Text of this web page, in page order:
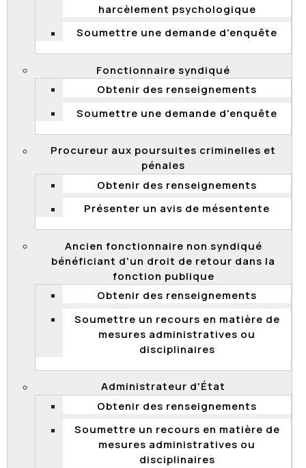
harcèlement psychologique
Soumettre une demande d'enquête
Fonctionnaire syndiqué
Obtenir des renseignements
Soumettre une demande d'enquête
Procureur aux poursuites criminelles et
pénales
Obtenir des renseignements
Présenter un avis de mésentente
Ancien fonctionnaire non syndiqué
bénéficiant d'un droit de retour dans la
fonction publique
Obtenir des renseignements
Soumettre un recours en matière de
mesures administratives ou
disciplinaires
Administrateur d'État
Obtenir des renseignements
Soumettre un recours en matière de
mesures administratives ou
disciplinaires
À qui s’adressent principalement les services
de la Commission de la fonction publique?
Comme citoyenne ou citoyen, est-ce que je
peux m’adresser à la Commission de la fonction
publique?
un emploi occasionnel. Puis-je m’adresser à la
Commission de la fonction publique?
Je suis un fonctionnaire syndiqué. Est-ce que
je peux m’adresser à la Commission
de la fonction publique?
Qu’est-ce qu’un fonctionnaire?
Qu’est-ce qu’un membre ou un dirigeant
d’organisme?
ORGANISME DE SURVEILLANCE – VÉRIFICATIONS ET
ENQUÊTES
Qu’entendez-vous par « organisme de
Les rapports de vérification ou d’enquête de la
Commission sont-ils accessibles au public?
Dans quelles situations puis-je demander une
enquête?
TRIBUNAL ADMINISTRATIF – RECOURS